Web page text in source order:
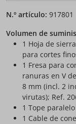
N.º artículo: 917801
Volumen de
1 Hoja de
para cortes
1 Fresa para
ranuras en V
8 mm (incl. 2
virutas); Ref.
1 Tope paralelo
1 Cable de